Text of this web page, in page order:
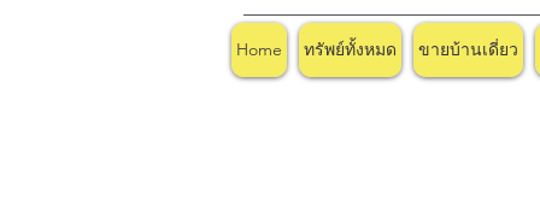
Home ทรัพย์ทั้งหมด ขายบ้านเดี่ยว